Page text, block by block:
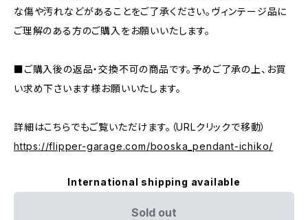
な傷や汚れなどがあることをご了承ください。ヴィンテージ品に
ご理解のある方のご購入をお願いいたします。
■ご購入後の返品・交換不可の商品です。予めご了承の上、お買
い求め下さいます様お願いいたします。
詳細はこちらでもご覧いただけます。（URLクリックで移動）
https://flipper-garage.com/booska_pendant-ichiko/
International shipping available
Sold out